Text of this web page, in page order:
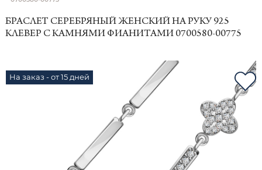
БРАСЛЕТ СЕРЕБРЯНЫЙ ЖЕНСКИЙ НА РУКУ 925
КЛЕВЕР С КАМНЯМИ ФИАНИТАМИ 0700580-00775
На заказ - от 15 дней